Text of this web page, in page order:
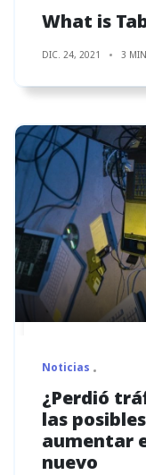
What is
DIC. 24, 2021 3
Noticias
¿Perdió
las
aumentar
nuevo